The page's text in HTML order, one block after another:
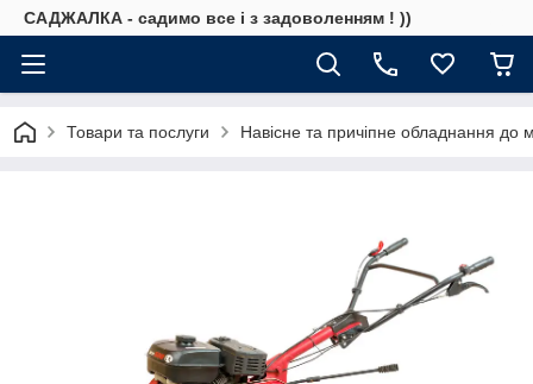
САДЖАЛКА - садимо все і з задоволенням ! ))
Товари та послуги Навісне та причіпне обладнання до